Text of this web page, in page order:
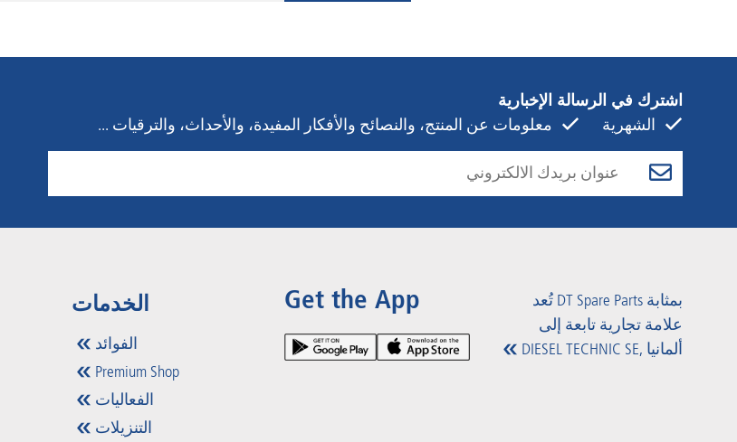
اشترك في الرسالة الإخبارية
الشهرية
معلومات عن المنتج، والنصائح والأفكار المفيدة، والأحداث، والترقيات ...
الخدمات
الفوائد
Premium Shop
الفعاليات
التنزيلات
Get the App
تُعد DT Spare Parts بمثابة
علامة تجارية تابعة إلى
DIESEL TECHNIC SE, ألمانيا